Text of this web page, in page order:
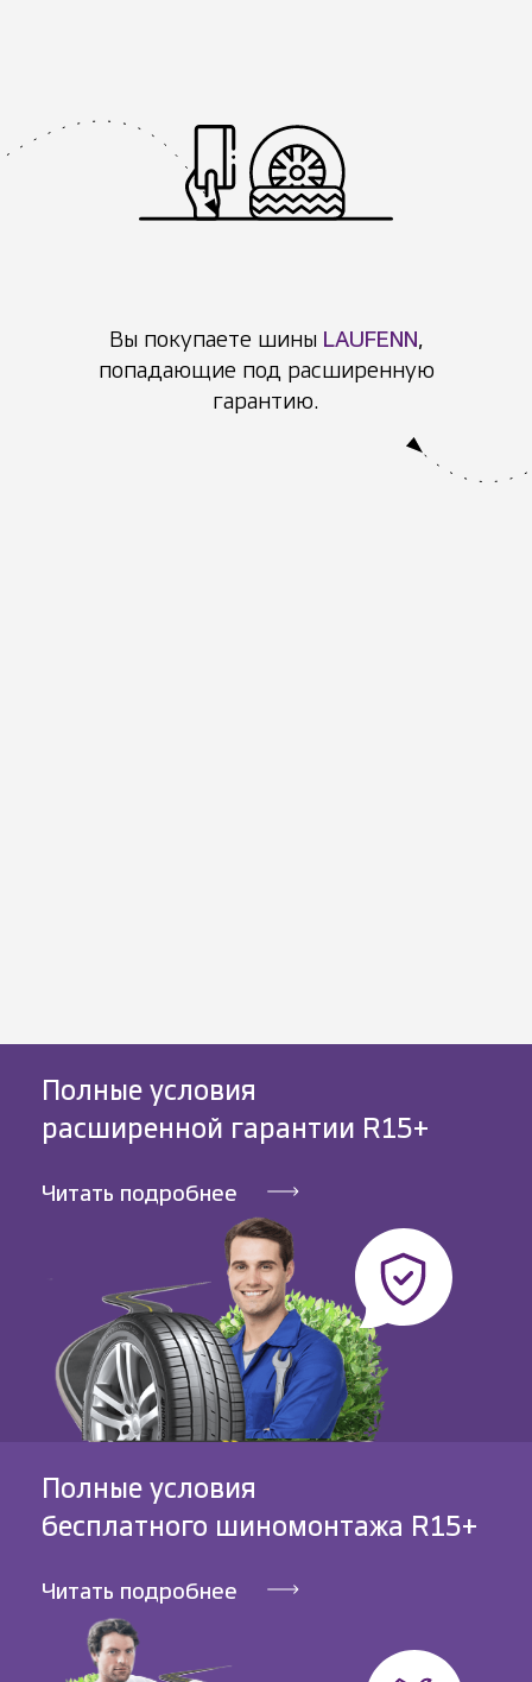
Вы покупаете шины LAUFENN,
попадающие под расширенную
гарантию.
Полные условия
расширенной гарантии R15+
Читать подробнее
Полные условия
бесплатного шиномонтажа R15+
Читать подробнее